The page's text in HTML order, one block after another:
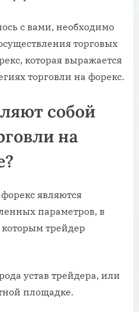
с вами, необходимо
торговых
которая выражается
торговли на форекс.
собой
на
являются
параметров, в
которым трейдер
устав трейдера, или
площадке.